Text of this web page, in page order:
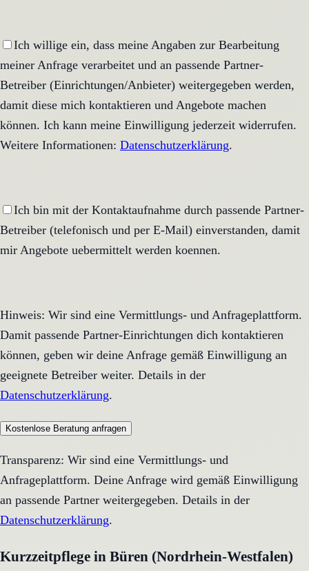
Ich willige ein, dass meine Angaben zur Bearbeitung
meiner Anfrage verarbeitet und an passende Partner-
Betreiber (Einrichtungen/Anbieter) weitergegeben werden,
damit diese mich kontaktieren und Angebote machen
können. Ich kann meine Einwilligung jederzeit widerrufen.
Weitere Informationen: Datenschutzerklärung.
Ich bin mit der Kontaktaufnahme durch passende Partner-
Betreiber (telefonisch und per E-Mail) einverstanden, damit
mir Angebote uebermittelt werden koennen.
Hinweis: Wir sind eine Vermittlungs- und Anfrageplattform.
Damit passende Partner-Einrichtungen dich kontaktieren
können, geben wir deine Anfrage gemäß Einwilligung an
geeignete Betreiber weiter. Details in der
Datenschutzerklärung.
Kostenlose Beratung anfragen
Transparenz: Wir sind eine Vermittlungs- und
Anfrageplattform. Deine Anfrage wird gemäß Einwilligung
an passende Partner weitergegeben. Details in der
Datenschutzerklärung.
Kurzzeitpflege in Büren (Nordrhein-Westfalen)